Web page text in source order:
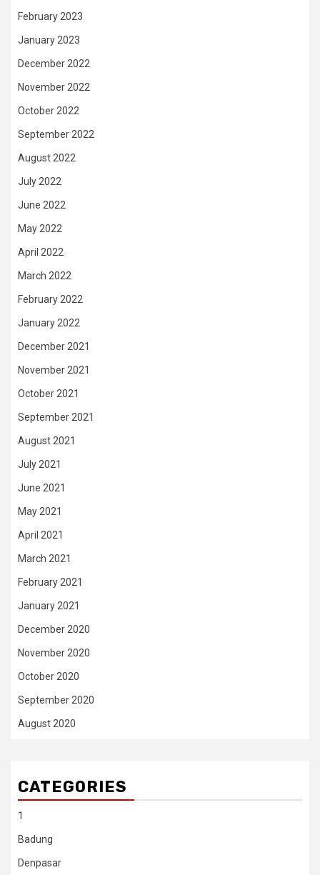
February 2023
January 2023
December 2022
November 2022
October 2022
September 2022
August 2022
July 2022
June 2022
May 2022
April 2022
March 2022
February 2022
January 2022
December 2021
November 2021
October 2021
September 2021
August 2021
July 2021
June 2021
May 2021
April 2021
March 2021
February 2021
January 2021
December 2020
November 2020
October 2020
September 2020
August 2020
CATEGORIES
1
Badung
Denpasar